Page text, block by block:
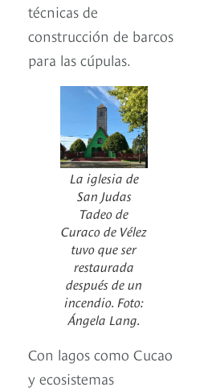
técnicas de
construcción de barcos
para las cúpulas.
La iglesia de
San Judas
Tadeo de
Curaco de Vélez
tuvo que ser
restaurada
después de un
incendio. Foto:
Ángela Lang.
Con lagos como Cucao
y ecosistemas